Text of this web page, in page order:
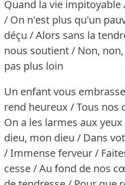
Quand la vie
/ On n'est plus qu'un
déçu / Alors sans la
nous soutient / Non,
pas plus loin
Un enfant vous
rend heureux / Tous nos
On a les larmes aux
dieu, mon dieu / Dans
/ Immense ferveur /
cesse / Au fond de nos